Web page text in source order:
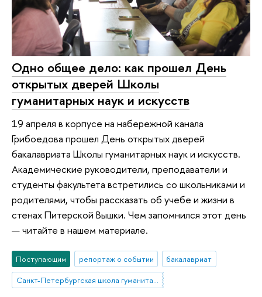
Одно общее дело: как прошел День
открытых дверей Школы
гуманитарных наук и искусств
19 апреля в корпусе на набережной канала
Грибоедова прошел День открытых дверей
бакалавриата Школы гуманитарных наук и искусств.
Академические руководители, преподаватели и
студенты факультета встретились со школьниками и
родителями, чтобы рассказать об учебе и жизни в
стенах Питерской Вышки. Чем запомнился этот день
— читайте в нашем материале.
Поступающим репортаж о событии
бакалавриат
Санкт-Петербургская школа гуманитарных наук и искусств